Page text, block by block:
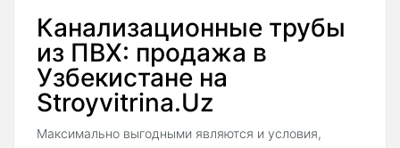
Канализационные трубы
из ПВХ: продажа в
Узбекистане на
Stroyvitrina.Uz
Максимально выгодными являются и условия,